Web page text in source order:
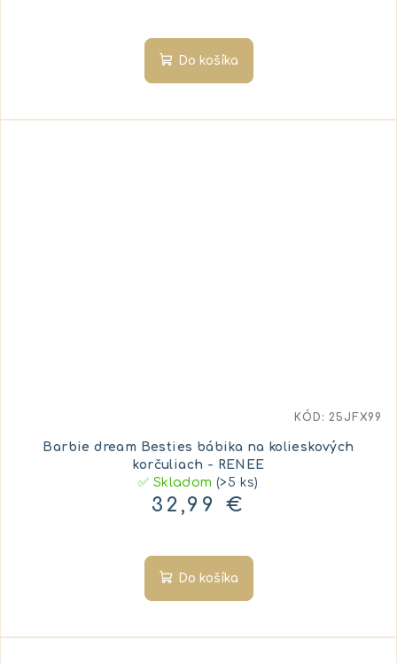
Do košíka
Barbie dream Besties bábika na kolieskových
korčuliach - RENEE
✅ Skladom(>5 ks)
32,99 €
Do košíka
KÓD: 25JFX99